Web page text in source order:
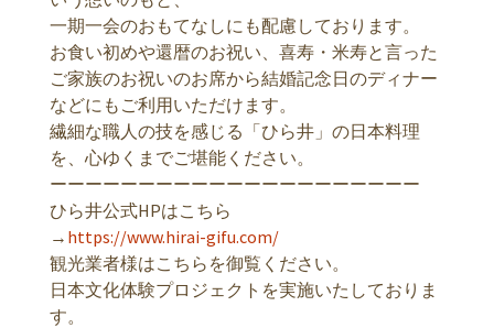
一期一会のおもてなしにも配慮しております。
お食い初めや還暦のお祝い、喜寿・米寿と言った
ご家族のお祝いのお席から結婚記念日のディナー
などにもご利用いただけます。
繊細な職人の技を感じる「ひら井」の日本料理
を、心ゆくまでご堪能ください。
ーーーーーーーーーーーーーーーーーーーーー
ひら井公式HPはこちら
→ https://www.hirai-gifu.com/
観光業者様はこちらを御覧ください。
日本文化体験プロジェクトを実施いたしておりま
す。